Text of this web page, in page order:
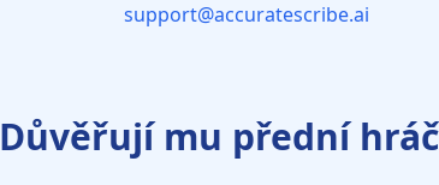
support@accuratescribe.ai
Důvěřují mu přední